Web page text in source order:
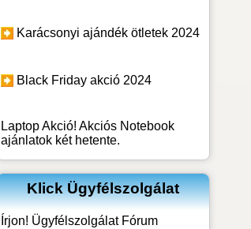
Karácsonyi ajándék ötletek 2024
Black Friday akció 2024
Laptop Akció! Akciós Notebook
ajánlatok két hetente.
Klick Ügyfélszolgálat
Írjon! Ügyfélszolgálat Fórum